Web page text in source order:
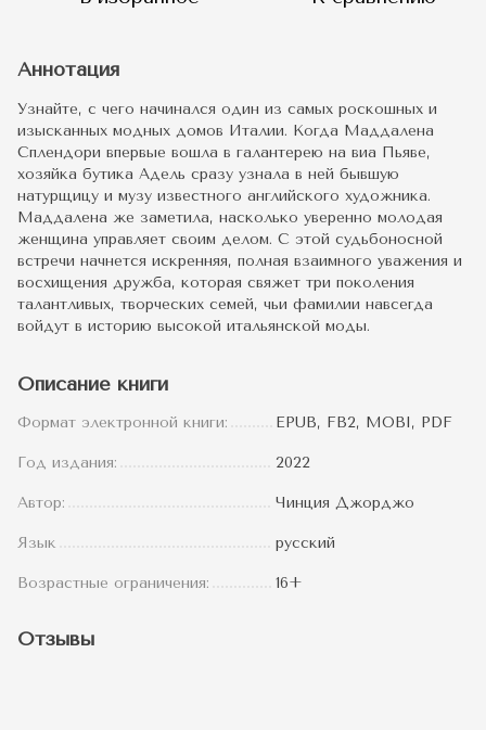
Аннотация
Узнайте, с чего начинался один из самых роскошных и
изысканных модных домов Италии. Когда Маддалена
Сплендори впервые вошла в галантерею на виа Пьяве,
хозяйка бутика Адель сразу узнала в ней бывшую
натурщицу и музу известного английского художника.
Маддалена же заметила, насколько уверенно молодая
женщина управляет своим делом. С этой судьбоносной
встречи начнется искренняя, полная взаимного уважения и
восхищения дружба, которая свяжет три поколения
талантливых, творческих семей, чьи фамилии навсегда
войдут в историю высокой итальянской моды.
Описание книги
Формат электронной книги: EPUB, FB2, MOBI, PDF
Год издания: 2022
Автор: Чинция Джорджо
Язык русский
Возрастные ограничения: 16+
Отзывы